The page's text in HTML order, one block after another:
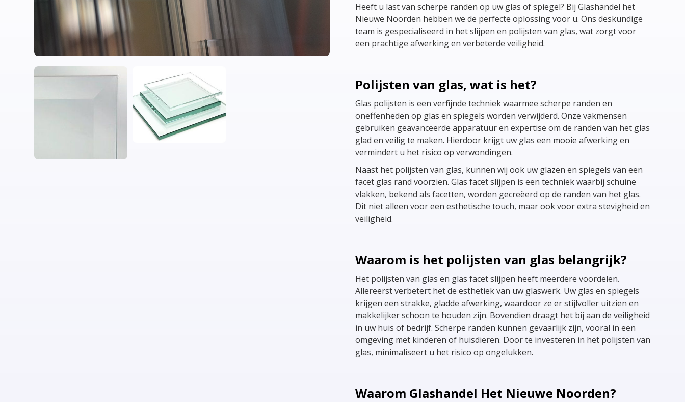
Heeft u last van scherpe randen op uw glas of spiegel? Bij Glashandel het
Nieuwe Noorden hebben we de perfecte oplossing voor u. Ons deskundige
team is gespecialiseerd in het slijpen en polijsten van glas, wat zorgt voor
een prachtige afwerking en verbeterde veiligheid.
Polijsten van glas, wat is het?
Glas polijsten is een verfijnde techniek waarmee scherpe randen en
oneffenheden op glas en spiegels worden verwijderd. Onze vakmensen
gebruiken geavanceerde apparatuur en expertise om de randen van het glas
glad en veilig te maken. Hierdoor krijgt uw glas een mooie afwerking en
vermindert u het risico op verwondingen.
Naast het polijsten van glas, kunnen wij ook uw glazen en spiegels van een
facet glas rand voorzien. Glas facet slijpen is een techniek waarbij schuine
vlakken, bekend als facetten, worden gecreëerd op de randen van het glas.
Dit niet alleen voor een esthetische touch, maar ook voor extra stevigheid en
veiligheid.
Waarom is het polijsten van glas belangrijk?
Het polijsten van glas en glas facet slijpen heeft meerdere voordelen.
Allereerst verbetert het de esthetiek van uw glaswerk. Uw glas en spiegels
krijgen een strakke, gladde afwerking, waardoor ze er stijlvoller uitzien en
makkelijker schoon te houden zijn. Bovendien draagt het bij aan de veiligheid
in uw huis of bedrijf. Scherpe randen kunnen gevaarlijk zijn, vooral in een
omgeving met kinderen of huisdieren. Door te investeren in het polijsten van
glas, minimaliseert u het risico op ongelukken.
Waarom Glashandel Het Nieuwe Noorden?